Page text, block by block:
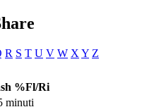
R S T U V W X Y Z
%Fl/Ri
minuti